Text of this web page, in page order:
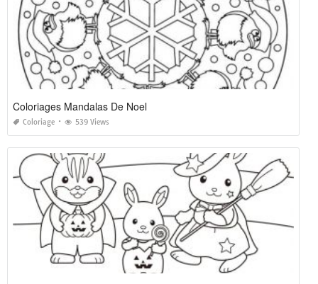
Coloriages Mandalas De Noel
Coloriage 539 Views